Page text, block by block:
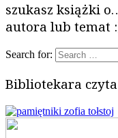
szukasz książki
autora lub temat
Search for:
Bibliotekara